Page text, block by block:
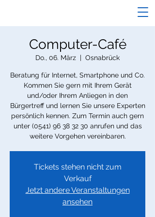
Computer-Café
Do., 06. März
  |
Osnabrück
Beratung für Internet, Smartphone und Co.
Kommen Sie gern mit Ihrem Gerät
und/oder Ihrem Anliegen in den
Bürgertreff und lernen Sie unsere Experten
persönlich kennen. Zum Termin auch gern
unter (0541) 96 38 32 30 anrufen und das
weitere Vorgehen vereinbaren.
Tickets stehen nicht zum
Verkauf
Jetzt andere Veranstaltungen
ansehen